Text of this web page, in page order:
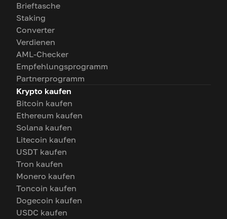
Brieftasche
Staking
Converter
Verdienen
AML-Checker
Empfehlungsprogramm
Partnerprogramm
Krypto kaufen
Bitcoin kaufen
Ethereum kaufen
Solana kaufen
Litecoin kaufen
USDT kaufen
Tron kaufen
Monero kaufen
Toncoin kaufen
Dogecoin kaufen
USDC kaufen